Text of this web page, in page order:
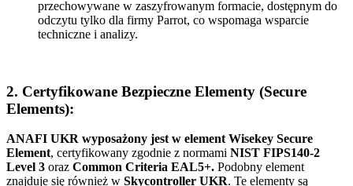
przechowywane w zaszyfrowanym formacie, dostępnym do
odczytu tylko dla firmy Parrot, co wspomaga wsparcie
techniczne i analizy.
2. Certyfikowane Bezpieczne Elementy (Secure
Elements):
ANAFI UKR wyposażony jest w element Wisekey Secure
Element, certyfikowany zgodnie z normami NIST FIPS140-2
Level 3 oraz Common Criteria EAL5+. Podobny element
znajduje się również w Skycontroller UKR. Te elementy są